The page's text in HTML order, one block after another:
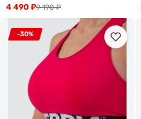
9 190₽
4 490 ₽
-30%